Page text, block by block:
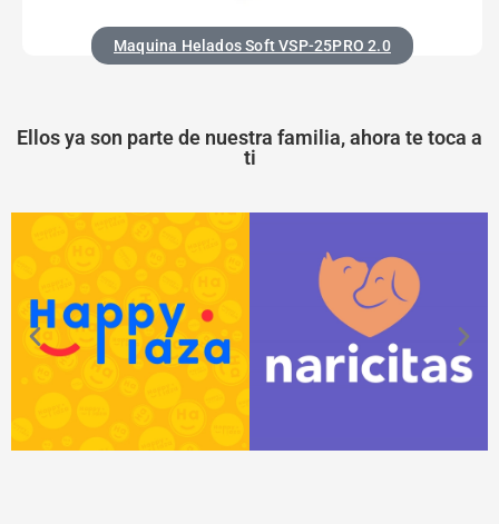
Maquina Helados Soft VSP-25PRO 2.0
Ellos ya son parte de nuestra familia, ahora te toca a
ti